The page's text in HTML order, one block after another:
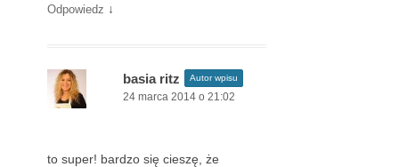
Odpowiedz ↓
basia ritz Autor wpisu
24 marca 2014 o 21:02
to super! bardzo się cieszę, że